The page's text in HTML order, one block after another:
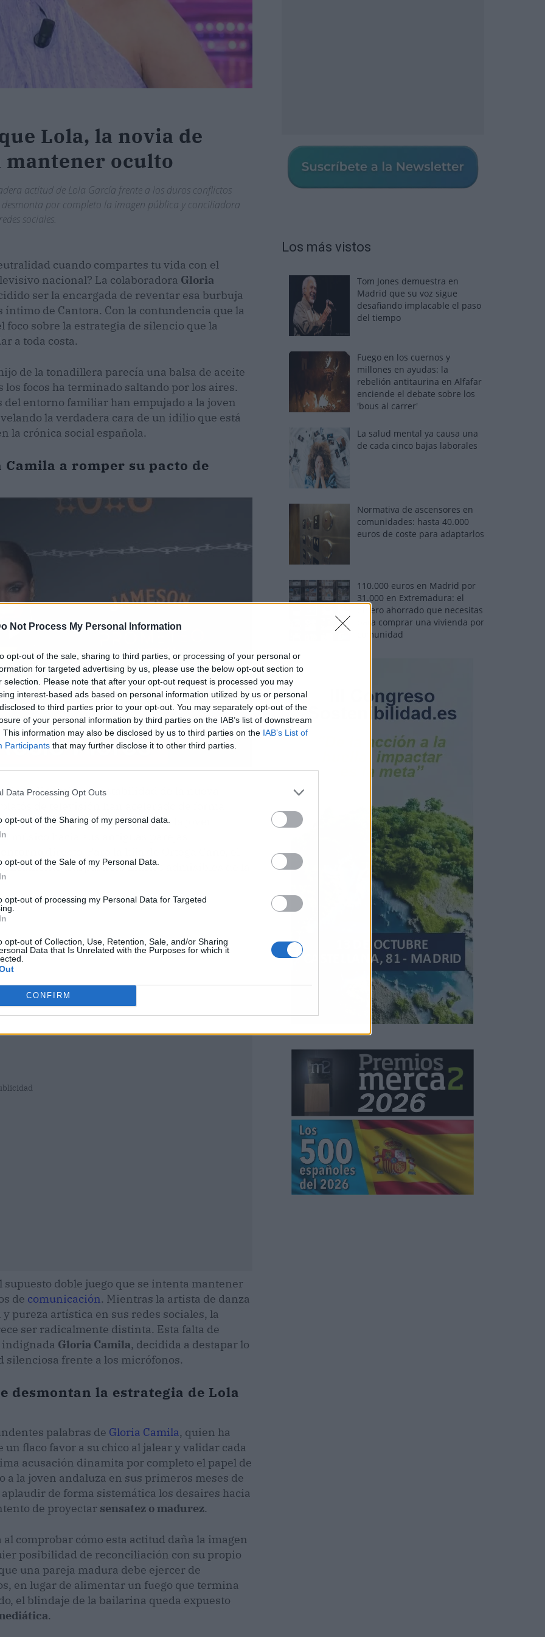
Not Process My Personal Information
opt-out of the sale, sharing to third parties, or processing of your personal or
for targeted advertising by us, please use the below opt-out section to
selection. Please note that after your opt-out request is processed you may
interest-based ads based on personal information utilized by us or personal
to third parties prior to your opt-out. You may separately opt-out of the
of your personal information by third parties on the IAB’s list of downstream
This information may also be disclosed by us to third parties on the IAB’s List of
Participants that may further disclose it to other third parties.
Data Processing Opt Outs
opt-out of the Sharing of my personal data.
opt-out of the Sale of my Personal Data.
opt-out of processing my Personal Data for Targeted
opt-out of Collection, Use, Retention, Sale, and/or Sharing
Data that Is Unrelated with the Purposes for which it
CONFIRM
Lola, la novia de
oculto
actitud de Lola García frente a los duros conflictos
por completo la imagen pública y conciliadora
sociales.
cuando compartes tu vida con el
nacional? La colaboradora Gloria
ser la encargada de reventar esa burbuja
de Cantora. Con la contundencia que la
foco sobre la estrategia de silencio que la
a toda costa.
de la tonadillera parecía una balsa de aceite
focos ha terminado saltando por los aires.
entorno familiar han empujado a la joven
la verdadera cara de un idilio que está
la crónica social española.
a romper su pacto de
dinamitar la estabilidad de la nueva
de televisión han acelerado de forma
de manera definitiva cuando la joven
músico hacia sus antiguas parejas
traspasa los límites admisibles de la
doble juego que se intenta mantener
de comunicación. Mientras la artista de danza
pureza artística en sus redes sociales, la
ser radicalmente distinta. Esta falta de
indignada Gloria Camila, decidida a destapar lo
frente a los micrófonos.
desmontan la estrategia de Lola
palabras de Gloria Camila, quien ha
flaco favor a su chico al jalear y validar cada
acusación dinamita por completo el papel de
la joven andaluza en sus primeros meses de
de forma sistemática los desaires hacia
de proyectar sensatez o madurez.
comprobar cómo esta actitud daña la imagen
posibilidad de reconciliación con su propio
una pareja madura debe ejercer de
en lugar de alimentar un fuego que termina
el blindaje de la bailarina queda expuesto
.
Los más vistos
Tom Jones demuestra en
Madrid que su voz sigue
desafiando implacable el paso
del tiempo
Fuego en los cuernos y
millones en ayudas: la
rebelión antitaurina en Alfafar
enciende el debate sobre los
'bous al carrer'
La salud mental ya causa una
de cada cinco bajas laborales
Normativa de ascensores en
comunidades: hasta 40.000
euros de coste para adaptarlos
110.000 euros en Madrid por
31.000 en Extremadura: el
dinero ahorrado que necesitas
para comprar una vivienda por
comunidad